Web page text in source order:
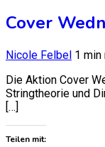
Cover
Nicole Felbel 1 min
Die Aktion Cover
Stringtheorie und
[…]
Teilen mit: